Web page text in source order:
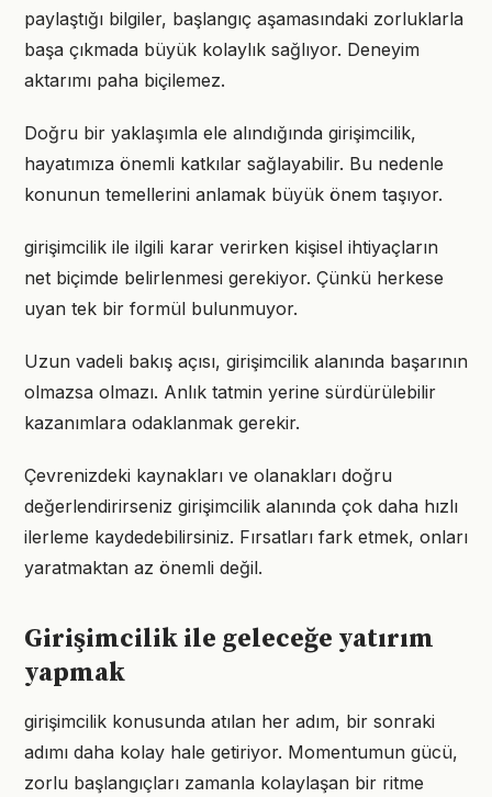
paylaştığı bilgiler, başlangıç aşamasındaki zorluklarla
başa çıkmada büyük kolaylık sağlıyor. Deneyim
aktarımı paha biçilemez.
Doğru bir yaklaşımla ele alındığında girişimcilik,
hayatımıza önemli katkılar sağlayabilir. Bu nedenle
konunun temellerini anlamak büyük önem taşıyor.
girişimcilik ile ilgili karar verirken kişisel ihtiyaçların
net biçimde belirlenmesi gerekiyor. Çünkü herkese
uyan tek bir formül bulunmuyor.
Uzun vadeli bakış açısı, girişimcilik alanında başarının
olmazsa olmazı. Anlık tatmin yerine sürdürülebilir
kazanımlara odaklanmak gerekir.
Çevrenizdeki kaynakları ve olanakları doğru
değerlendirirseniz girişimcilik alanında çok daha hızlı
ilerleme kaydedebilirsiniz. Fırsatları fark etmek, onları
yaratmaktan az önemli değil.
Girişimcilik ile geleceğe yatırım
yapmak
girişimcilik konusunda atılan her adım, bir sonraki
adımı daha kolay hale getiriyor. Momentumun gücü,
zorlu başlangıçları zamanla kolaylaşan bir ritme